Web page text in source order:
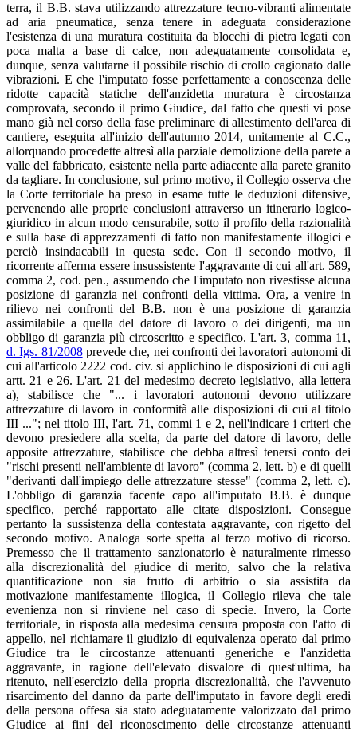
terra, il B.B. stava utilizzando attrezzature tecno-vibranti alimentate
ad aria pneumatica, senza tenere in adeguata considerazione
l'esistenza di una muratura costituita da blocchi di pietra legati con
poca malta a base di calce, non adeguatamente consolidata e,
dunque, senza valutarne il possibile rischio di crollo cagionato dalle
vibrazioni. E che l'imputato fosse perfettamente a conoscenza delle
ridotte capacità statiche dell'anzidetta muratura è circostanza
comprovata, secondo il primo Giudice, dal fatto che questi vi pose
mano già nel corso della fase preliminare di allestimento dell'area di
cantiere, eseguita all'inizio dell'autunno 2014, unitamente al C.C.,
allorquando procedette altresì alla parziale demolizione della parete a
valle del fabbricato, esistente nella parte adiacente alla parete granito
da tagliare. In conclusione, sul primo motivo, il Collegio osserva che
la Corte territoriale ha preso in esame tutte le deduzioni difensive,
pervenendo alle proprie conclusioni attraverso un itinerario logico-
giuridico in alcun modo censurabile, sotto il profilo della razionalità
e sulla base di apprezzamenti di fatto non manifestamente illogici e
perciò insindacabili in questa sede. Con il secondo motivo, il
ricorrente afferma essere insussistente l'aggravante di cui all'art. 589,
comma 2, cod. pen., assumendo che l'imputato non rivestisse alcuna
posizione di garanzia nei confronti della vittima. Ora, a venire in
rilievo nei confronti del B.B. non è una posizione di garanzia
assimilabile a quella del datore di lavoro o dei dirigenti, ma un
obbligo di garanzia più circoscritto e specifico. L'art. 3, comma 11,
d. Igs. 81/2008prevede che, nei confronti dei lavoratori autonomi di
cui all'articolo 2222 cod. civ. si applichino le disposizioni di cui agli
artt. 21 e 26. L'art. 21 del medesimo decreto legislativo, alla lettera
a), stabilisce che "... i lavoratori autonomi devono utilizzare
attrezzature di lavoro in conformità alle disposizioni di cui al titolo
III ..."; nel titolo III, l'art. 71, commi 1 e 2, nell'indicare i criteri che
devono presiedere alla scelta, da parte del datore di lavoro, delle
apposite attrezzature, stabilisce che debba altresì tenersi conto dei
"rischi presenti nell'ambiente di lavoro" (comma 2, lett. b) e di quelli
"derivanti dall'impiego delle attrezzature stesse" (comma 2, lett. c).
L'obbligo di garanzia facente capo all'imputato B.B. è dunque
specifico, perché rapportato alle citate disposizioni. Consegue
pertanto la sussistenza della contestata aggravante, con rigetto del
secondo motivo. Analoga sorte spetta al terzo motivo di ricorso.
Premesso che il trattamento sanzionatorio è naturalmente rimesso
alla discrezionalità del giudice di merito, salvo che la relativa
quantificazione non sia frutto di arbitrio o sia assistita da
motivazione manifestamente illogica, il Collegio rileva che tale
evenienza non si rinviene nel caso di specie. Invero, la Corte
territoriale, in risposta alla medesima censura proposta con l'atto di
appello, nel richiamare il giudizio di equivalenza operato dal primo
Giudice tra le circostanze attenuanti generiche e l'anzidetta
aggravante, in ragione dell'elevato disvalore di quest'ultima, ha
ritenuto, nell'esercizio della propria discrezionalità, che l'avvenuto
risarcimento del danno da parte dell'imputato in favore degli eredi
della persona offesa sia stato adeguatamente valorizzato dal primo
Giudice ai fini del riconoscimento delle circostanze attenuanti